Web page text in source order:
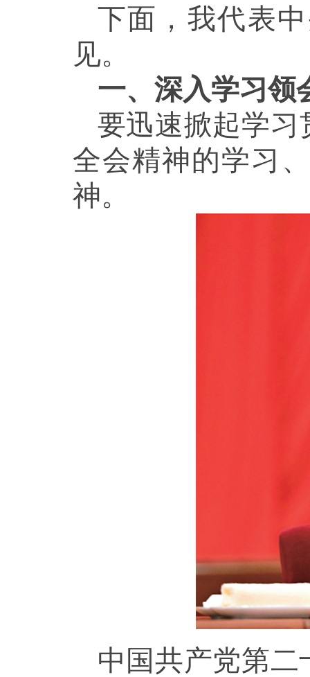
下面，我代表
见。
一、深入学习领
要迅速掀起学
全会精神的学习
神。
中国共产党第二